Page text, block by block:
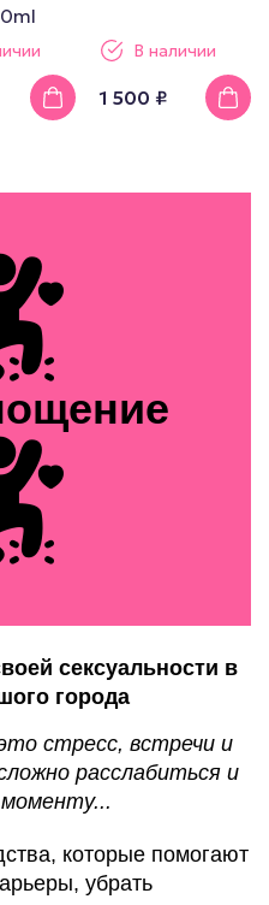
В наличии
1 500 ₽
сексуальности в
города
стресс, встречи и
расслабиться и
которые помогают
убрать